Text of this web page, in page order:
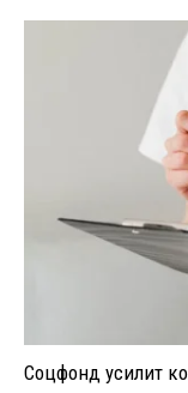
Соцфонд усилит